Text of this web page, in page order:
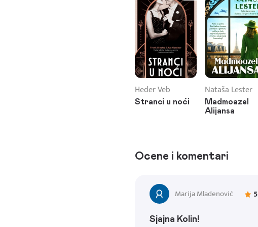
Heder Veb
Stranci u noći
Nataša Lester
Madmoazel
Alijansa
Ocene i komentari
Marija Mladenović 5
Sjajna Kolin!